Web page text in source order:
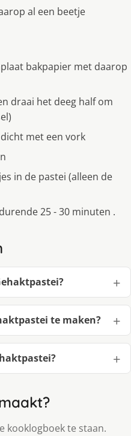
al een beetje
bakpapier met daarop
draai het deeg half om
met een vork
in de pastei (alleen de
25 - 30 minuten .
te maken?
kooklogboek te staan.